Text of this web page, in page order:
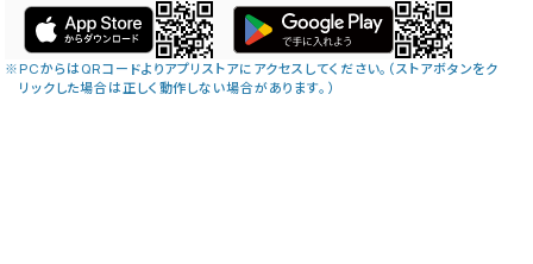
※PCからはQRコードよりアプリストアにアクセスしてください。（ストアボタンをク
リックした場合は正しく動作しない場合があります。）